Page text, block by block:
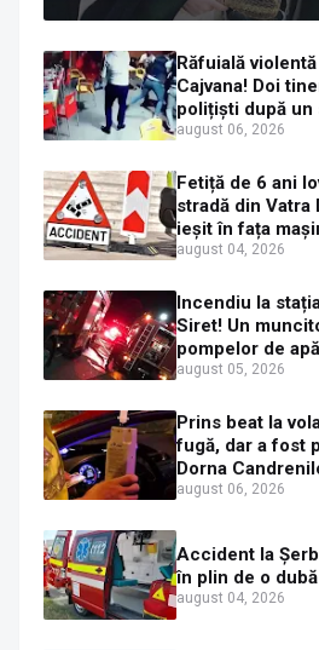
că îi pregătește
Răfuială
Cajvana! Doi
polițiști după un
mașini distruse
august 06, 2026
Fetiță de 6 ani
stradă din Vatra
ieșit în fața
august 04, 2026
Incendiu la
Siret! Un
pompelor de
alimenta cu
august 05, 2026
Prins beat la
fugă, dar a fost
Dorna
etilotestului:
august 06, 2026
Accident la
în plin de o dubă
august 04, 2026